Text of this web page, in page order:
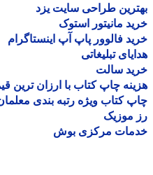
طراحی سایت یزد
مانیتور استوک
فالوور پاپ آپ اینستاگرام
تبلیغاتی
سالت
چاپ کتاب با ارزان ترین قیمت
کتاب ویژه رتبه بندی معلمان
موزیک
مرکزی بوش